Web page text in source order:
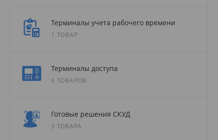
Терминалы учета рабочего времени
1 ТОВАР
Терминалы доступа
6 ТОВАРОВ
Готовые решения СКУД
3 ТОВАРА